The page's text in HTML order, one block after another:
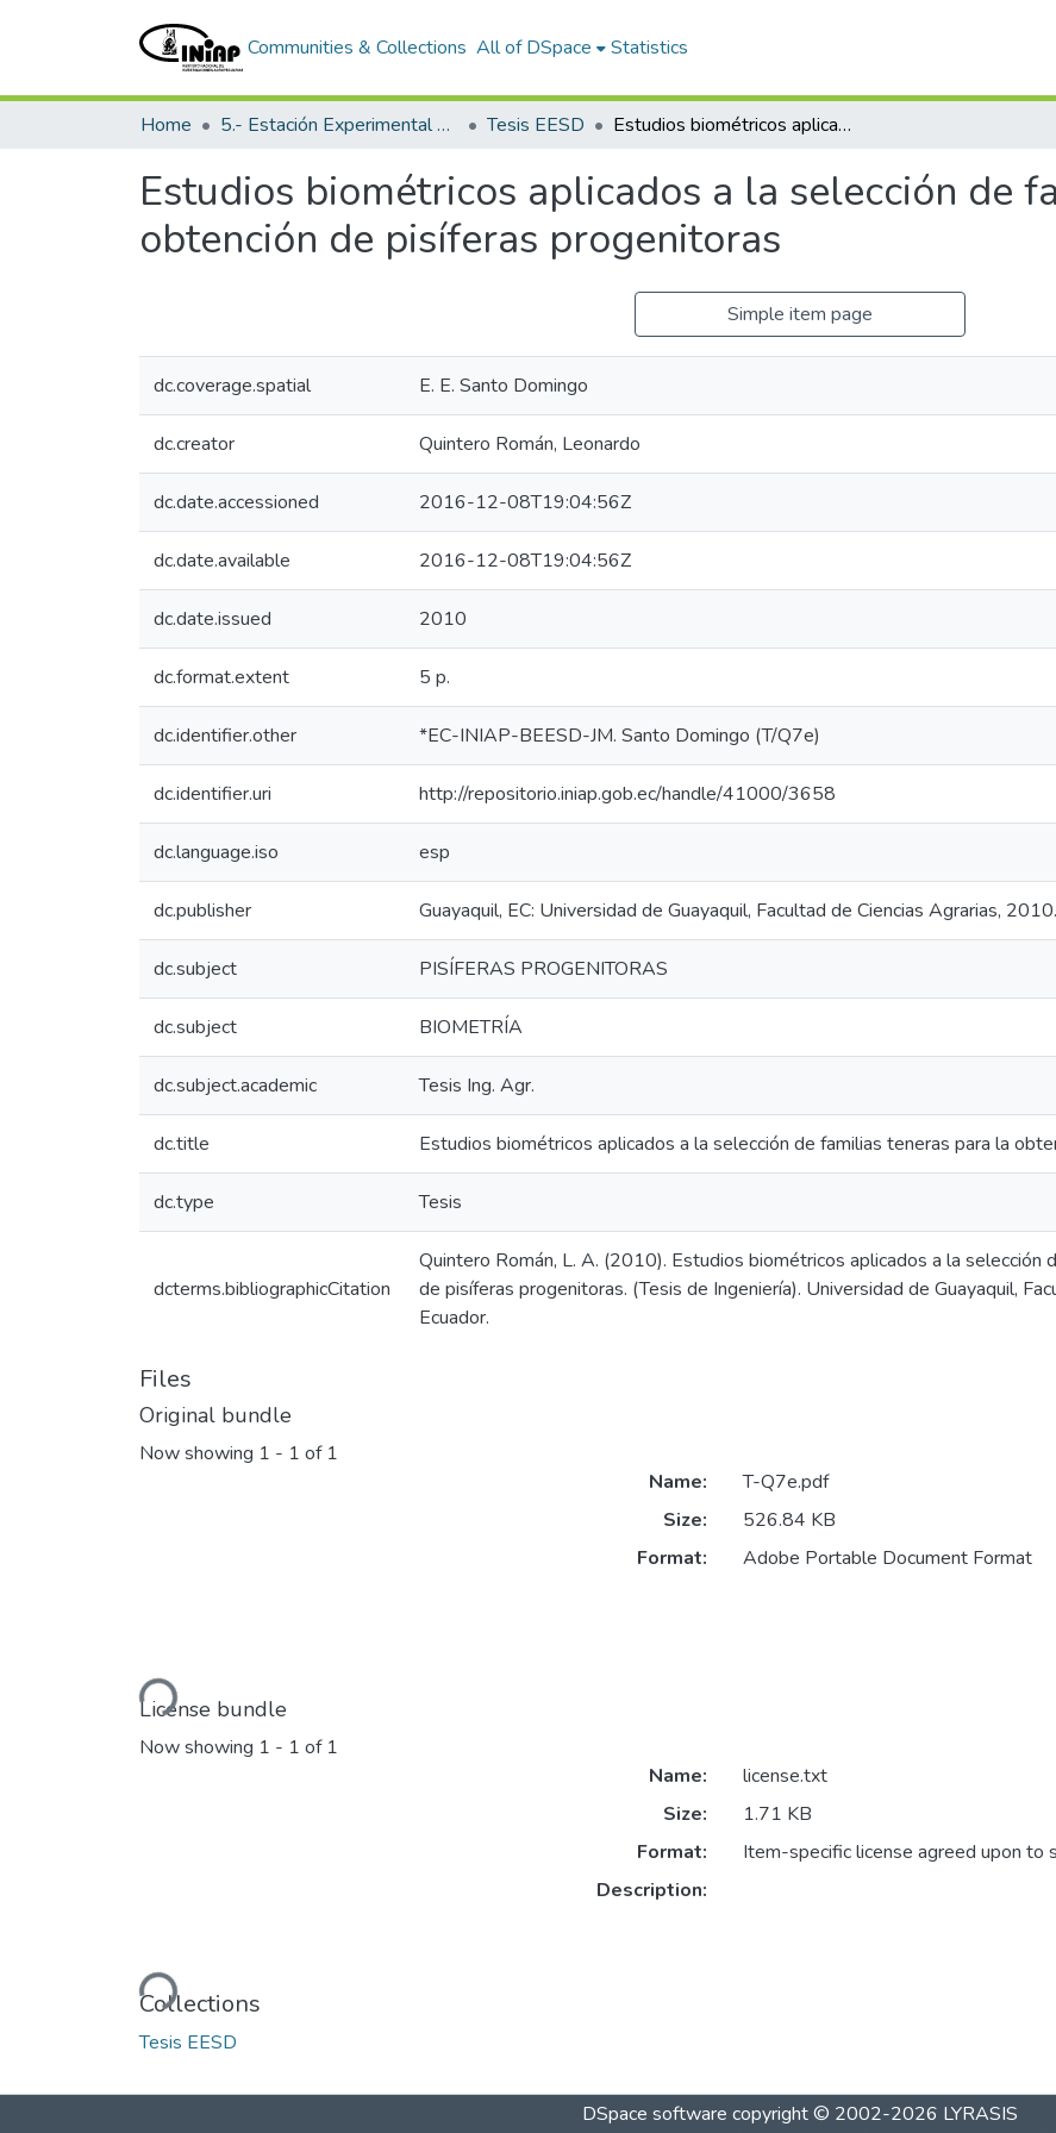
Communities & Collections All of DSpace Statistics
Home 5.- Estación Experimental Santo Domingo Tesis EESD Estudios biométricos aplicados a la selección de familias teneras para la obtención de pisíferas progenitoras
Estudios biométricos aplicados a la selección de
obtención de pisíferas progenitoras
Simple item page
dc.coverage.spatial E. E. Santo Domingo
dc.creator Quintero Román, Leonardo
dc.date.accessioned 2016-12-08T19:04:56Z
dc.date.available 2016-12-08T19:04:56Z
dc.date.issued 2010
dc.format.extent 5 p.
dc.identifier.other *EC-INIAP-BEESD-JM. Santo Domingo (T/Q7e)
dc.identifier.uri http://repositorio.iniap.gob.ec/handle/41000/3658
dc.language.iso esp
dc.publisher Guayaquil, EC: Universidad de Guayaquil, Facultad de Ciencias Agrarias,
dc.subject PISÍFERAS PROGENITORAS
dc.subject BIOMETRÍA
dc.subject.academic Tesis Ing. Agr.
dc.title Estudios biométricos aplicados a la selección de familias teneras para la
dc.type Tesis
dcterms.bibliographicCitation
Quintero Román, L. A. (2010). Estudios biométricos aplicados a la selección
de pisíferas progenitoras. (Tesis de Ingeniería). Universidad de Guayaquil,
Ecuador.
Files
Original bundle
Now showing 1 - 1 of 1
Loading...
Name:
T-Q7e.pdf
Size:
526.84 KB
Format:
Adobe Portable Document Format
License bundle
Now showing 1 - 1 of 1
Loading...
Name:
license.txt
Size:
1.71 KB
Format:
Item-specific license agreed upon to
Description:
Collections
Tesis EESD
DSpace software copyright © 2002-2026 LYRASIS